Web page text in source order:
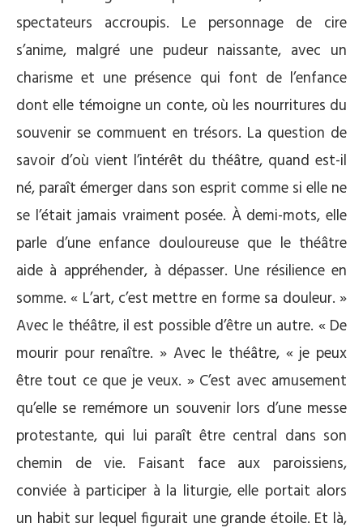
spectateurs accroupis. Le personnage de cire
s’anime, malgré une pudeur naissante, avec un
charisme et une présence qui font de l’enfance
dont elle témoigne un conte, où les nourritures du
souvenir se commuent en trésors. La question de
savoir d’où vient l’intérêt du théâtre, quand est-il
né, paraît émerger dans son esprit comme si elle ne
se l’était jamais vraiment posée. À demi-mots, elle
parle d’une enfance douloureuse que le théâtre
aide à appréhender, à dépasser. Une résilience en
somme. « L’art, c’est mettre en forme sa douleur. »
Avec le théâtre, il est possible d’être un autre. « De
mourir pour renaître. » Avec le théâtre, « je peux
être tout ce que je veux. » C’est avec amusement
qu’elle se remémore un souvenir lors d’une messe
protestante, qui lui paraît être central dans son
chemin de vie. Faisant face aux paroissiens,
conviée à participer à la liturgie, elle portait alors
un habit sur lequel figurait une grande étoile. Et là,